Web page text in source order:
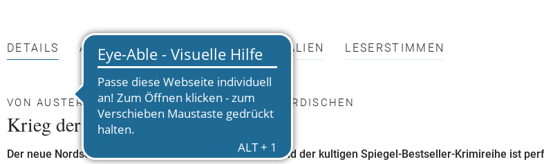
DETAILS AUTOR*INNEN PRESSEMATERIALIEN LESERSTIMMEN
VON AUSTERN, AALEN UND ANDEREN AUSSERIRDISCHEN
Krieg der Seesterne
Der neue Nordsee-Krimi von Krischan Koch – der 12. Band der kultigen Spiegel-Bestseller-Krimireihe ist